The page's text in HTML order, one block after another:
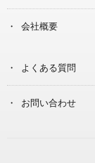
会社概要
よくある質問
お問い合わせ